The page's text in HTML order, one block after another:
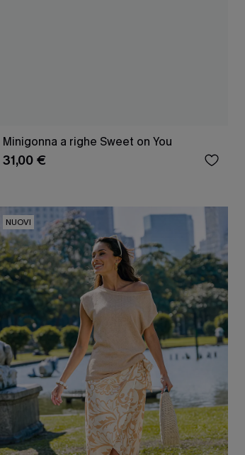
Minigonna a righe Sweet on You
31,00 €
NUOVI